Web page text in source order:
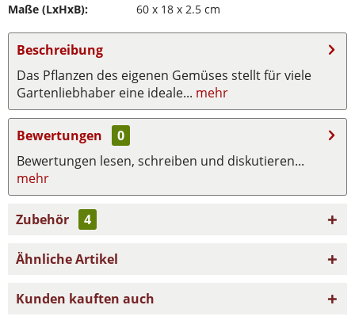
Maße (LxHxB):
60 x 18 x 2.5 cm
Beschreibung
Das Pflanzen des eigenen Gemüses stellt für viele
Gartenliebhaber eine ideale... mehr
Bewertungen
0
Bewertungen lesen, schreiben und diskutieren...
mehr
Zubehör 4
Ähnliche Artikel
Kunden kauften auch